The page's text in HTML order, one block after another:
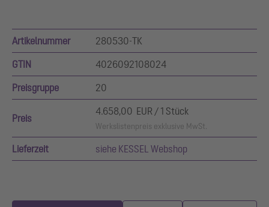
Artikelnummer 280530-TK
GTIN 4026092108024
Preisgruppe 20
Preis
4.658,00 EUR / 1 Stück
Werkslistenpreis exklusive MwSt.
Lieferzeit siehe KESSEL Webshop